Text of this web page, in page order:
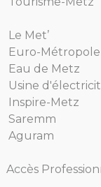
Le Met’
Euro-
Eau de Metz
Usine
Inspire-Metz
Saremm
Aguram
Accès